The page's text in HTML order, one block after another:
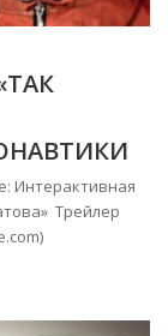
Интерактивная
Трейлер